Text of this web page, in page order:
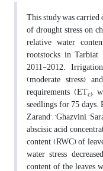
This study was
of drought stress on
relative water
rootstocks in Tarbiat
2011-2012.
(moderate stress)
requirements (ETc),
seedlings for 75 days.
Zarand’, ‘Ghazvini,
abscisic acid
content (RWC) of
water stress
content of the leaves